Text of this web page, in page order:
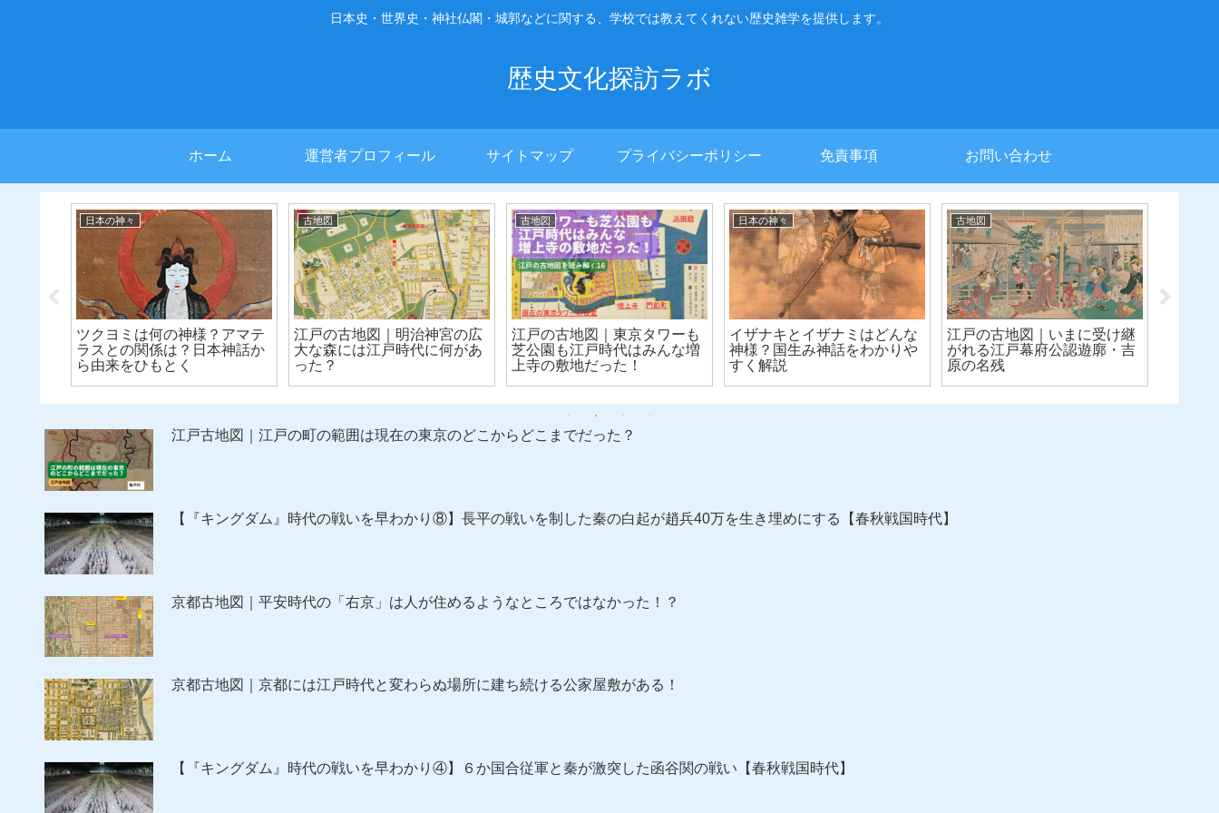
日本史・世界史・神社仏閣・城郭などに関する、学校では教えてくれない歴史雑学を提供します。
歴史文化探訪ラボ
ホーム 運営者プロフィール サイトマップ プライバシーポリシー 免責事項 お問い合わせ
日本の神々
ツクヨミは何の神様？アマテ
ラスとの関係は？日本神話か
ら由来をひもとく
古地図
江戸の古地図｜明治神宮の広
大な森には江戸時代に何があ
った？
古地図
江戸の古地図｜東京タワーも
芝公園も江戸時代はみんな増
上寺の敷地だった！
日本の神々
イザナキとイザナミはどんな
神様？国生み神話をわかりや
すく解説
古地図
江戸の古地図｜いまに受け継
がれる江戸幕府公認遊廓・吉
原の名残
江戸古地図｜江戸の町の範囲は現在の東京のどこからどこまでだった？
【『キングダム』時代の戦いを早わかり⑧】長平の戦いを制した秦の白起が趙兵40万を生き埋めにする【春秋戦国時代】
京都古地図｜平安時代の「右京」は人が住めるようなところではなかった！？
京都古地図｜京都には江戸時代と変わらぬ場所に建ち続ける公家屋敷がある！
【『キングダム』時代の戦いを早わかり④】６か国合従軍と秦が激突した函谷関の戦い【春秋戦国時代】